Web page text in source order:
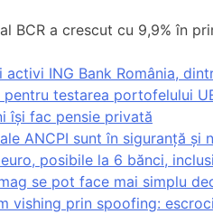
BCR a crescut cu 9,9% în
ING Bank România,
testarea portofelului
își fac pensie privată
ANCPI sunt în siguranță și
posibile la 6 bănci,
se pot face mai simplu
vishing prin spoofing: